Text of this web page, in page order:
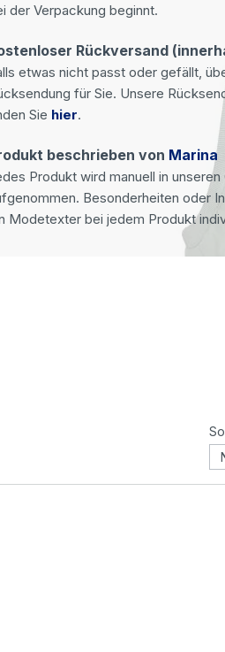
der Verpackung beginnt.
Rückversand
etwas nicht passt oder gefällt,
für Sie. Unsere
Sie hier.
beschrieben von Marina
Produkt wird manuell in unseren
Besonderheiten oder
Modetexter bei jedem Produkt